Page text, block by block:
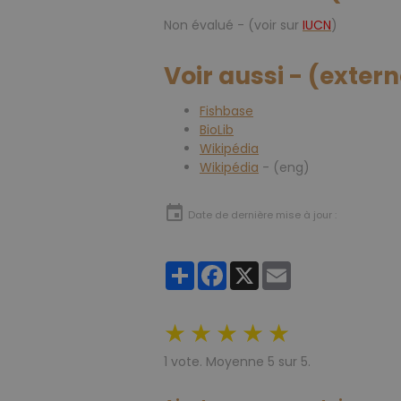
Non évalué - (voir sur IUCN)
Voir aussi -
Fishbase
BioLib
Wikipédia
Wikipédia - (eng)
Date de dernière mise à jour :
PartagerFacebook
X
★ ★ ★ ★ ★
1 vote. Moyenne 5 sur 5.